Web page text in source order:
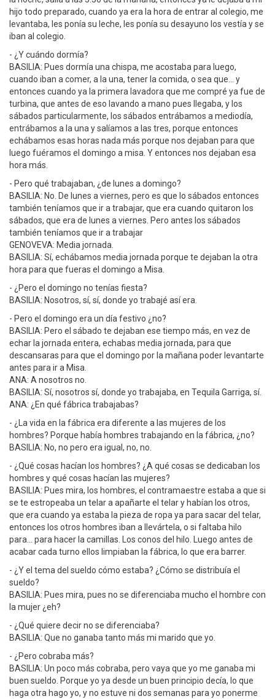
hijo todo preparado, cuando ya era la hora de entrar al colegio, me
levantaba, les ponía su leche, les ponía su desayuno los vestía y se
iban al colegio.
- ¿Y cuándo dormía?
BASILIA: Pues dormía una chispa, me acostaba para luego,
cuando iban a comer, a la una, tener la comida, o sea que... y
entonces cuando ya la primera lavadora que me compré ya fue de
turbina, que antes de eso lavando a mano pues llegaba, y los
sábados particularmente, los sábados entrábamos a mediodía,
entrábamos a la una y salíamos a las tres, porque entonces
echábamos esas horas nada más porque nos dejaban para que
luego fuéramos el domingo a misa. Y entonces nos dejaban esa
hora más.
- Pero qué trabajaban, ¿de lunes a domingo?
BASILIA: No. De lunes a viernes, pero es que lo sábados entonces
también teníamos que ir a trabajar, que era cuando quitaron los
sábados, que era de lunes a viernes. Pero antes los sábados
también teníamos que ir a trabajar
GENOVEVA: Media jornada.
BASILIA: Sí, echábamos media jornada porque te dejaban la otra
hora para que fueras el domingo a Misa.
- ¿Pero el domingo no tenías fiesta?
BASILIA: Nosotros, sí, sí, donde yo trabajé así era.
- Pero el domingo era un día festivo ¿no?
BASILIA: Pero el sábado te dejaban ese tiempo más, en vez de
echar la jornada entera, echabas media jornada, para que
descansaras para que el domingo por la mañana poder levantarte
antes para ir a Misa.
ANA: A nosotros no.
BASILIA: Sí, nosotros sí, donde yo trabajaba, en Tequila Garriga, sí.
ANA: ¿En qué fábrica trabajabas?
- ¿La vida en la fábrica era diferente a las mujeres de los
hombres? Porque había hombres trabajando en la fábrica, ¿no?
BASILIA: No, no pero era igual, no, no.
- ¿Qué cosas hacían los hombres? ¿A qué cosas se dedicaban los
hombres y qué cosas hacían las mujeres?
BASILIA: Pues mira, los hombres, el contramaestre estaba a que si
se te estropeaba un telar a apañarte el telar y habían los otros,
que era cuando ya estaba la pieza de ropa ya para sacar del telar,
entonces los otros hombres iban a llevártela, o si faltaba hilo
para... para hacer la camillas. Los conos del hilo. Luego antes de
acabar cada turno ellos limpiaban la fábrica, lo que era barrer.
- ¿Y el tema del sueldo cómo estaba? ¿Cómo se distribuía el
sueldo?
BASILIA: Pues mira, pues no se diferenciaba mucho el hombre con
la mujer ¿eh?
- ¿Qué quiere decir no se diferenciaba?
BASILIA: Que no ganaba tanto más mi marido que yo.
- ¿Pero cobraba más?
BASILIA: Un poco más cobraba, pero vaya que yo me ganaba mi
buen sueldo. Porque yo ya desde un buen principio decía, lo que
haga otra hago yo, y no estuve ni dos semanas para yo ponerme